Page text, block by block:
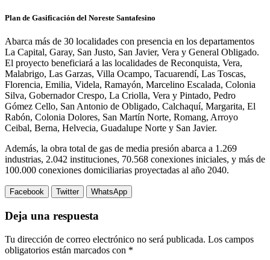
Plan de Gasificación del Noreste Santafesino
Abarca más de 30 localidades con presencia en los departamentos
La Capital, Garay, San Justo, San Javier, Vera y General Obligado.
El proyecto beneficiará a las localidades de Reconquista, Vera,
Malabrigo, Las Garzas, Villa Ocampo, Tacuarendí, Las Toscas,
Florencia, Emilia, Videla, Ramayón, Marcelino Escalada, Colonia
Silva, Gobernador Crespo, La Criolla, Vera y Pintado, Pedro
Gómez Cello, San Antonio de Obligado, Calchaquí, Margarita, El
Rabón, Colonia Dolores, San Martín Norte, Romang, Arroyo
Ceibal, Berna, Helvecia, Guadalupe Norte y San Javier.
Además, la obra total de gas de media presión abarca a 1.269
industrias, 2.042 instituciones, 70.568 conexiones iniciales, y más de
100.000 conexiones domiciliarias proyectadas al año 2040.
Facebook Twitter WhatsApp
Deja una respuesta
Tu dirección de correo electrónico no será publicada. Los campos
obligatorios están marcados con *